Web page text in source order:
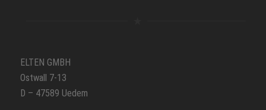
ELTEN GMBH
Ostwall 7-13
D – 47589 Uedem